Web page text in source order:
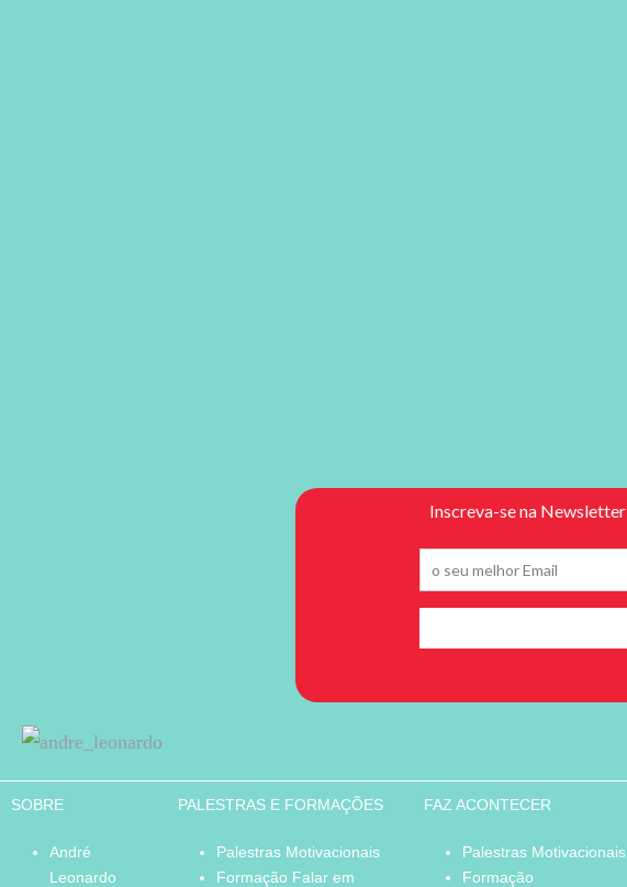
SOBRE
André
Leonardo
PALESTRAS E FORMAÇÕES
Palestras Motivacionais
Formação Falar em
FAZ ACONTECER
Palestras Motivacionais
Formação